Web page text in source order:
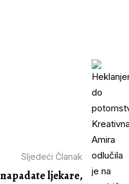
Sljedeći Članak
ljekare,